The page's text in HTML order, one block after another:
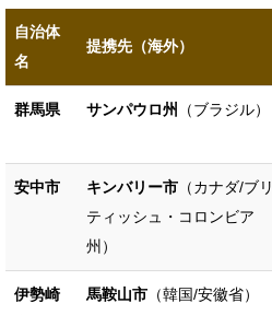
自治体
名
提携先（海外）
群馬県 サンパウロ州 （ブラジル）
安中市 キンバリー市 （カナダ/ブリ
ティッシュ・コロンビア
州）
伊勢崎
馬鞍山市 （韓国/安徽省）